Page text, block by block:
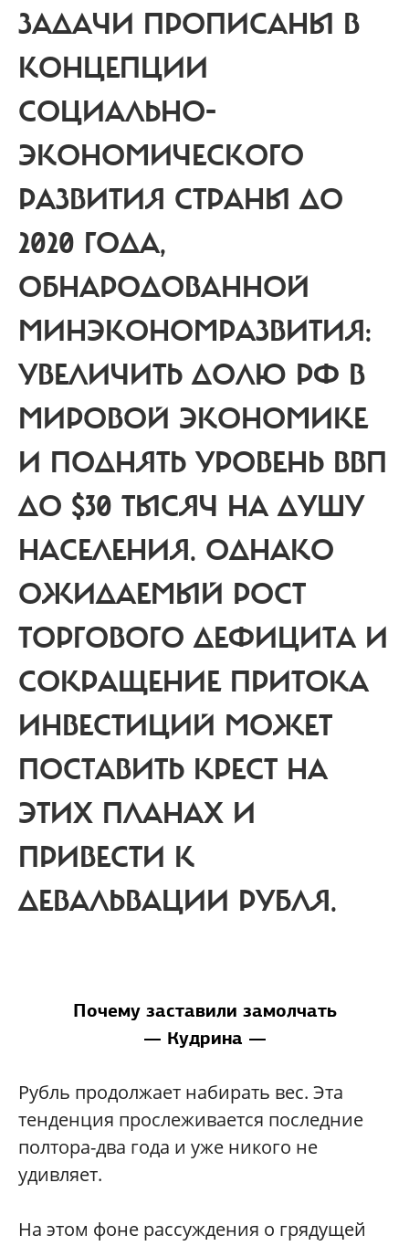
ЗАДАЧИ ПРОПИСАНЫ В
КОНЦЕПЦИИ
СОЦИАЛЬНО-
ЭКОНОМИЧЕСКОГО
РАЗВИТИЯ СТРАНЫ ДО
2020 ГОДА,
ОБНАРОДОВАННОЙ
МИНЭКОНОМРАЗВИТИЯ:
УВЕЛИЧИТЬ ДОЛЮ РФ В
МИРОВОЙ ЭКОНОМИКЕ
И ПОДНЯТЬ УРОВЕНЬ ВВП
ДО $30 ТЫСЯЧ НА ДУШУ
НАСЕЛЕНИЯ. ОДНАКО
ОЖИДАЕМЫЙ РОСТ
ТОРГОВОГО ДЕФИЦИТА И
СОКРАЩЕНИЕ ПРИТОКА
ИНВЕСТИЦИЙ МОЖЕТ
ПОСТАВИТЬ КРЕСТ НА
ЭТИХ ПЛАНАХ И
ПРИВЕСТИ К
ДЕВАЛЬВАЦИИ РУБЛЯ.
Почему заставили замолчать
— Кудрина —
Рубль продолжает набирать вес. Эта
тенденция прослеживается последние
полтора-два года и уже никого не
удивляет.
На этом фоне рассуждения о грядущей